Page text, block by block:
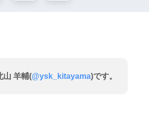
山 羊輔(@ysk_kitayama)です。